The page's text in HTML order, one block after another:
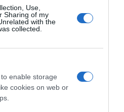
Use,
Sharing of my
with the
collected.
enable storage
cookies on web or
je recept za dane kada
puno truda. Bez razvlačenja
za kratko vrijeme dobićete
jesti i odrasli i djeca.